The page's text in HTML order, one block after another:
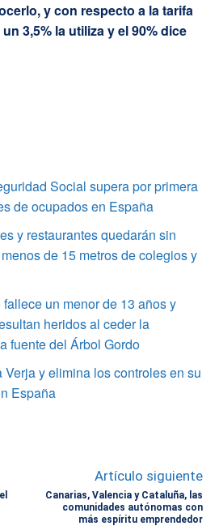
y con respecto a la tarifa
3,5% la utiliza y el 90% dice
Social supera por primera
de ocupados en España
y restaurantes quedarán sin
de 15 metros de colegios y
un menor de 13 años y
heridos al ceder la
fuente del Árbol Gordo
y elimina los controles en su
España
Artículo siguiente
Canarias, Valencia y Cataluña, las
comunidades autónomas con
más espíritu emprendedor